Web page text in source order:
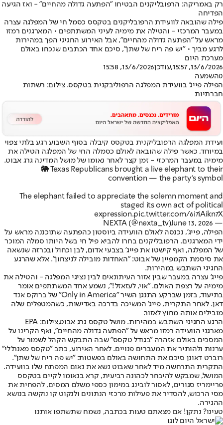
רק באמריקה: הרפובליקנים הבטיחו "הפתעה גדולה מהחיים" - ואז הגיעה
הפדיחה
פילה שהובאה לוועידת הרפובליקנים בטקסס כסמל חי של המפלגה עצרה
במעבר המרכזי - והטילה את מימיה לעיני המשתתפים • המארגנים רמזו
מראש על "הפתעה גדולה מהחיים", אבל האירוע החגיגי הפך במהירות
לרגע מביך • "יש פה ריח של שתן", סיכם אחד הכתבים שנכחו באולם
מערכת היום
13/6/2026, 15:57
,עודכן13/6/2026, 15:58
0השמעה
הפילה פייג' בוועידת המפלגה הרפוליבקנית בטקסס. צילום: רשתות
חברתיות
ועידת המפלגה הרפובליקנית בטקסס קיבלה בסוף השבוע רגע בלתי צפוי
במיוחד, כאשר פילה שהובאה לאולם כסמלה החי של המפלגה הטילה את
מימיה במעבר המרכזי - זמן קצר לאחר נאומו של מושל המדינה גרג אבוט.
🐘 Texas Republicans brought a live elephant to their
convention — the party’s symbol
The elephant failed to appreciate the solemn moment and
staged its own act of political
expression.pic.twitter.com/6i7iAikn7X
— NEXTA (@nexta_tv)
June 13, 2026
הפילה, פייג', נכנסה לאולם הוועידה ביוסטון כהפתעה שתוכננה מראש על
ידי המארגנים. הרפובליקנים בחרו להביא פיל חי בשל היותו סמלה המוכר
של המפלגה, ואף קישטו את פייג' בצבעי אדום, לבן וכחול ובכרזה שנשאה
את סיסמת הקמפיין של אבוט: "האחדות מובילה לניצחון". אלא שהרגע
החגיגי השתבש במהירות.
פייג' עצרה במעבר שבין אזור העיתונאים לבין נציגי המפלגה - והטילה את
מימיה על רצפת האולם. "אוי, לעזאזל!", נשמע אחד המשתתפים אומר
בתיעוד, בזמן שברקע התנגן השיר "Only in America" של ברוקס אנד
דאן. לאחר התקרית, פייג' המשיכה בדרכה באדישות, כשהמטפלים שלה
מובילים אותה מחוץ לאזור.
הרגע החגיגי השתבש במהירות. מושל טקסס גרג אבוט,צילום: EPA
מארגני הוועידה רמזו מראש על "הפתעה גדולה מהחיים", ואף הקרינו על
המסכים באולם אזהרה "בגודל טקסס" שבה התבקש הקהל לשמור על
ערנות ולהותיר את המעברים פנויים. לאחר האירוע, כתב "טקסס מאנת'לי"
רוברט דאונן סיכם את התחושה באולם בפשטות: "יש פה ריח של שתן".
התקרית התרחשה מיד לאחר שאבוט נשא את נאום המפתח שלו בוועידה.
המושל, שמבקש להיבחר לכהונה רביעית, קרא בנאומו לקיים בטקסס
פריימריז סגורים, לאסור לובינג במימון כספי משלם המסים, להפחית את
מסי הרכוש, להסדיר את פעילות מרכזי הנתונים ולנקוט קו נוקשה בנושא
ההגירה.
טעינו? נתקן! אם מצאתם טעות בכתבה, נשמח שתשתפו אותנו